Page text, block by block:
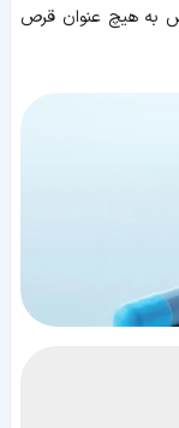
به هیچ عنوان قرص